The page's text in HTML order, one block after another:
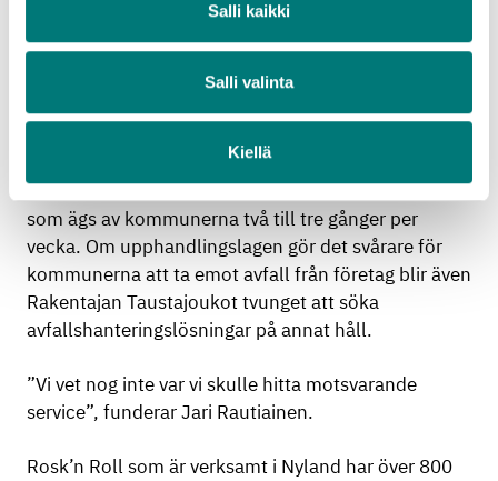
Salli kaikki
Salli valinta
Kiellä
Lojo vara tvunget att transportera bygg- och
rivningsavfallet från byggarbetsplatsen långa
sträckor istället för till kommunens avfallsstation.
Jari Rautiainen och Klaus Sahlström från
rivningsavfall till Rosk’n Roll-
avfallshanteringstjänsternas Munka avfallscentral
som ägs av kommunerna två till tre gånger per
vecka. Om upphandlingslagen gör det svårare för
kommunerna att ta emot avfall från företag blir även
Rakentajan Taustajoukot tvunget att söka
avfallshanteringslösningar på annat håll.
”Vi vet nog inte var vi skulle hitta motsvarande
service”, funderar Jari Rautiainen.
Rosk’n Roll som är verksamt i Nyland har över 800